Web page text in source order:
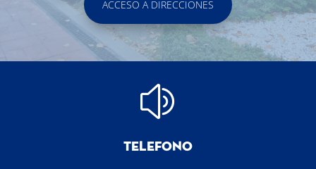
ACCESO A DIRECCIONES
z
TELEFONO